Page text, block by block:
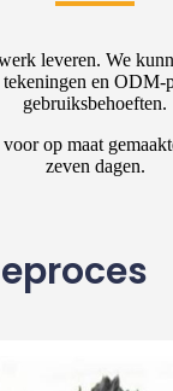
leveren. We
en ODM-
gebruiksbehoeften.
op maat
zeven dagen.